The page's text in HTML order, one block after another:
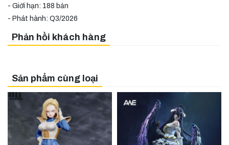
- Giới hạn: 188 bản
- Phát hành: Q3/2026
Phản hồi khách hàng
Sản phẩm cùng loại